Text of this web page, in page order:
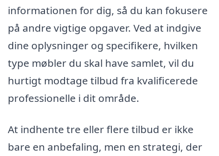
informationen for dig, så du kan fokusere
på andre vigtige opgaver. Ved at indgive
dine oplysninger og specifikere, hvilken
type møbler du skal have samlet, vil du
hurtigt modtage tilbud fra kvalificerede
professionelle i dit område.
At indhente tre eller flere tilbud er ikke
bare en anbefaling, men en strategi, der